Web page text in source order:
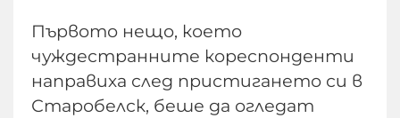
Първото нещо, което
чуждестранните кореспонденти
направиха след пристигането си в
Старобелск, беше да огледат